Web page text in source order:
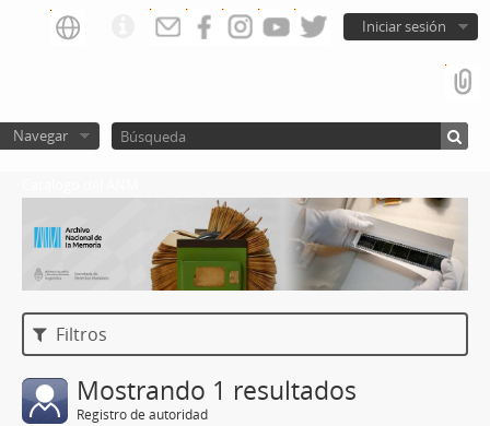
Iniciar sesión
Navegar
Filtros
Mostrando 1 resultados
Registro de autoridad